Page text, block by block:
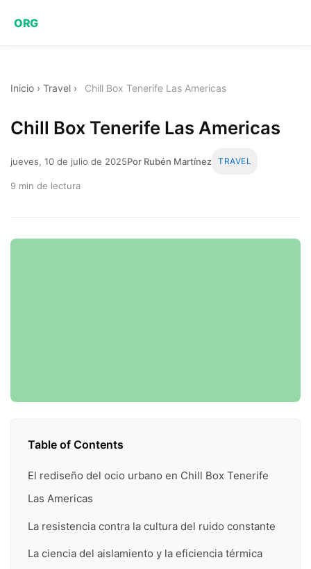
ORG
Inicio › Travel › Chill Box Tenerife Las Americas
Chill Box Tenerife Las Americas
jueves, 10 de julio de 2025Por Rubén Martínez TRAVEL
9 min de lectura
Table of Contents
El rediseño del ocio urbano en Chill Box Tenerife
Las Americas
La resistencia contra la cultura del ruido constante
La ciencia del aislamiento y la eficiencia térmica